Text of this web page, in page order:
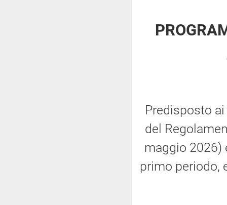
Predisposto
del
maggio 2026)
primo periodo,